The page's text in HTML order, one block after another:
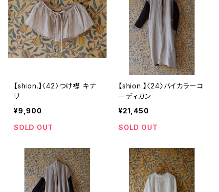
【shion.】〈42〉つけ襟 キナ
リ
¥9,900
SOLD OUT
【shion.】〈24〉バイカラーコ
ーディガン
¥21,450
SOLD OUT